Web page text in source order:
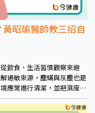
昭瑜醫師教三招自
飲食、生活習慣觀察來避
過敏來源，塵蟎與灰塵也是
應常進行清潔，並把濕度維
度感染，保持生活作息規律